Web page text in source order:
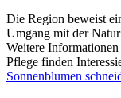
Die Region beweist
Umgang mit der
Weitere
Pflege finden
Sonnenblumen